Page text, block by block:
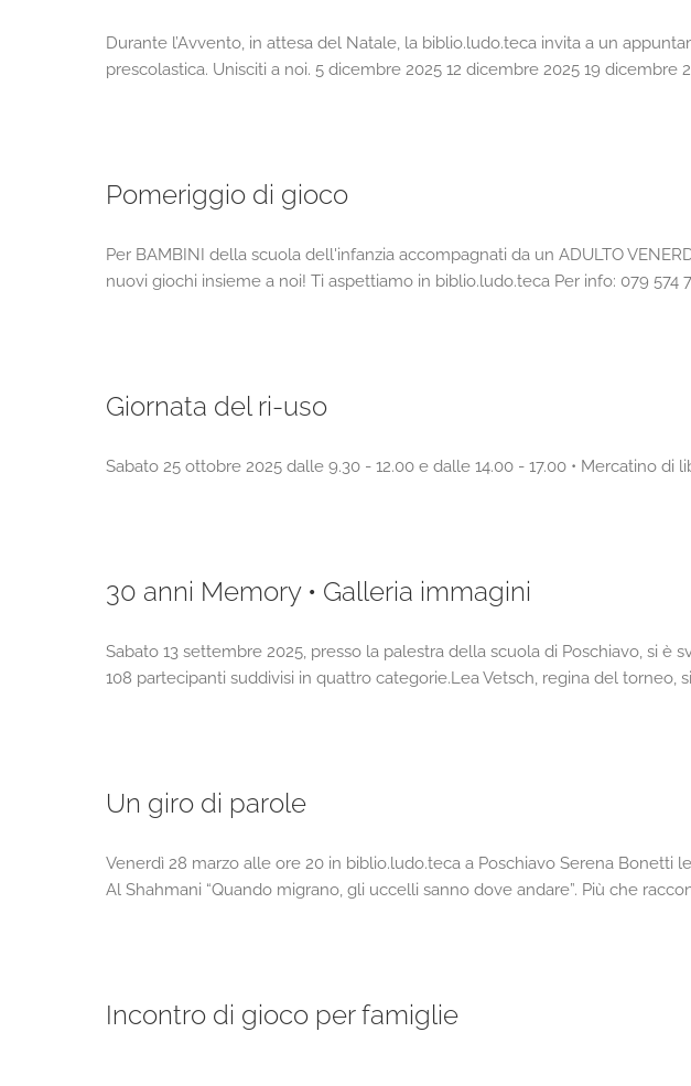
Durante l’Avvento, in attesa del Natale, la biblio.ludo.teca invita a un
prescolastica. Unisciti a noi. 5 dicembre 2025 12 dicembre 2025 19 dicembre
Pomeriggio di gioco
Per BAMBINI della scuola dell'infanzia accompagnati da un ADULTO
nuovi giochi insieme a noi! Ti aspettiamo in biblio.ludo.teca Per info: 079 574
Giornata del ri-uso
Sabato 25 ottobre 2025 dalle 9.30 - 12.00 e dalle 14.00 - 17.00 • Mercatino
30 anni Memory • Galleria immagini
Sabato 13 settembre 2025, presso la palestra della scuola di Poschiavo, si
108 partecipanti suddivisi in quattro categorie.Lea Vetsch, regina del torneo,
Un giro di parole
Venerdì 28 marzo alle ore 20 in biblio.ludo.teca a Poschiavo Serena
Al Shahmani “Quando migrano, gli uccelli sanno dove andare”. Più che
Incontro di gioco per famiglie